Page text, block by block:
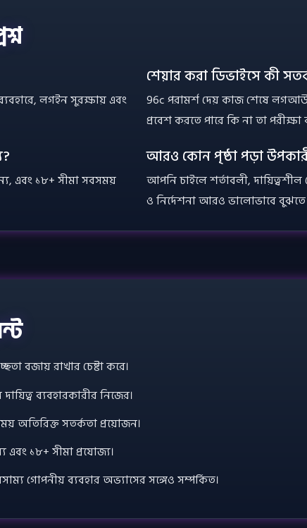
লগইন সুরক্ষায় এবং
শেয়ার করা ডিভাইসে কী
96c পরামর্শ দেয় কাজ শেষে
প্রবেশ করতে পারে কি না তা পরীক্ষা
এবং ১৮+ সীমা সবসময়
আরও কোন পৃষ্ঠা পড়া
আপনি চাইলে শর্তাবলী, দায়িত্বশীল
ও নির্দেশনা আরও ভালোভাবে বুঝতে
বজায় রাখার চেষ্টা করে।
ব্যবহারকারীর নিজের।
অতিরিক্ত সতর্কতা প্রয়োজন।
এবং ১৮+ সীমা প্রযোজ্য।
গোপনীয় ব্যবহার অভ্যাসের সঙ্গেও সম্পর্কিত।